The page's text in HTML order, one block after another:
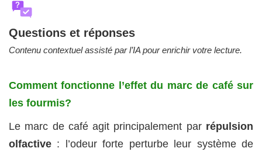
?
Questions et réponses
Contenu contextuel assisté par l’IA pour enrichir votre lecture.
Comment fonctionne l’effet du marc de café sur
les fourmis?
Le marc de café agit principalement par répulsion
olfactive : l’odeur forte perturbe leur système de